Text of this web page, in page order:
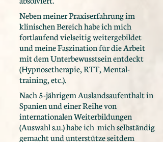
Neben meiner Praxiserfahrung im
klinischen Bereich habe ich mich
fortlaufend vielseitig weitergebildet
und meine Faszination für die Arbeit
mit dem Unterbewusstsein entdeckt
(Hypnosetherapie, RTT, Mental-
training, etc.).
Nach 5-jährigem Auslandsaufenthalt in
Spanien und einer Reihe von
internationalen Weiterbildungen
(Auswahl s.u.) habe ich mich selbständig
gemacht und unterstütze seitdem